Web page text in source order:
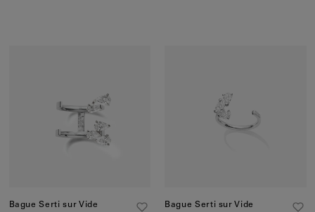
Bague Serti sur Vide
Bague Serti sur Vide